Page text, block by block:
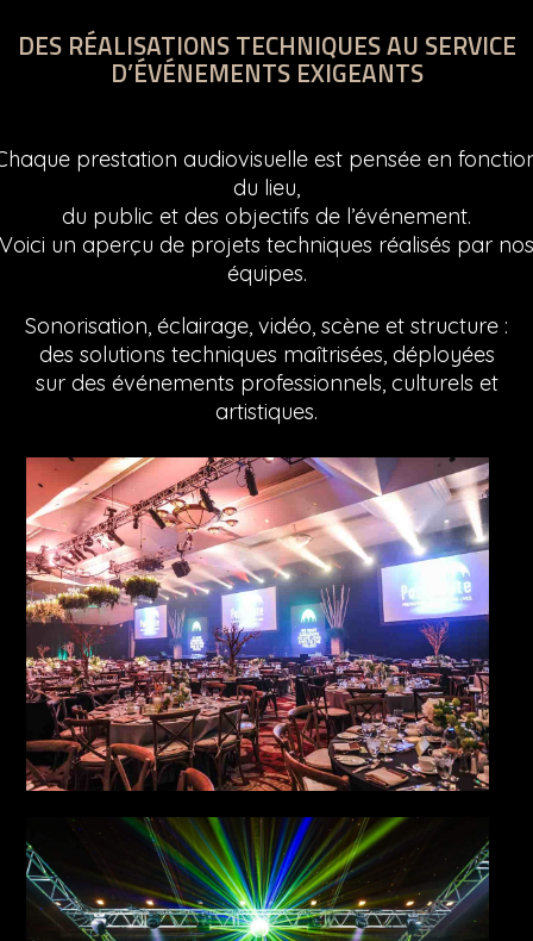
DES RÉALISATIONS TECHNIQUES AU SERVICE
D’ÉVÉNEMENTS EXIGEANTS
prestation audiovisuelle est pensée en
du lieu,
du public et des objectifs de l’événement.
Voici un aperçu de projets techniques réalisés par nos
équipes.
Sonorisation, éclairage, vidéo, scène et structure :
des solutions techniques maîtrisées, déployées
sur des événements professionnels, culturels et
artistiques.